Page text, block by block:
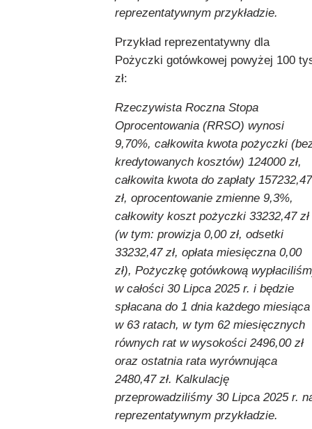
reprezentatywnym przykładzie.
Przykład reprezentatywny dla
Pożyczki gotówkowej powyżej 100
zł:
Rzeczywista Roczna Stopa
Oprocentowania (RRSO) wynosi
9,70%, całkowita kwota pożyczki
kredytowanych kosztów) 124000 zł,
całkowita kwota do zapłaty 157232,47
zł, oprocentowanie zmienne 9,3%,
całkowity koszt pożyczki 33232,47 zł
(w tym: prowizja 0,00 zł, odsetki
33232,47 zł, opłata miesięczna 0,00
zł), Pożyczkę gotówkową
w całości 30 Lipca 2025 r. i będzie
spłacana do 1 dnia każdego miesiąca
w 63 ratach, w tym 62 miesięcznych
równych rat w wysokości 2496,00 zł
oraz ostatnia rata wyrównująca
2480,47 zł. Kalkulację
przeprowadziliśmy 30 Lipca 2025 r.
reprezentatywnym przykładzie.